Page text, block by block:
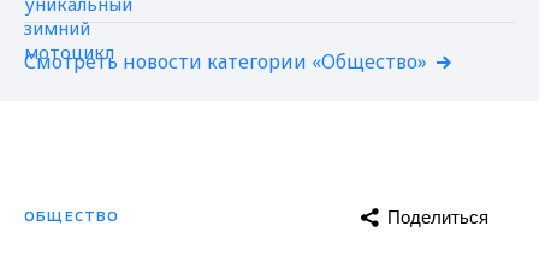
Смотреть новости категории «Общество»
ОБЩЕСТВО Поделиться